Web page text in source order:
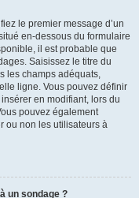
le premier message d’un
en-dessous du formulaire
il est probable que
Saisissez le titre du
les champs adéquats,
ligne. Vous pouvez définir
en modifiant, lors du
pouvez également
ou non les utilisateurs à
un sondage ?